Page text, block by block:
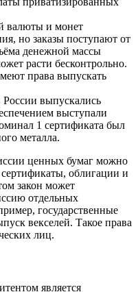
валюты и монет
но заказы поступают от
денежной массы
расти бесконтрольно.
права выпускать
выпускались
выступали
1 сертификата был
металла.
ценных бумаг можно
сертификаты, облигации и
закон может
отдельных
государственные
векселей. Такое права
лиц.
является